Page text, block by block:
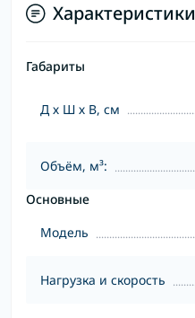
Характеристики
Габариты
Д х Ш х В, см
Объём, м³:
Основные
Модель
Нагрузка и скорость